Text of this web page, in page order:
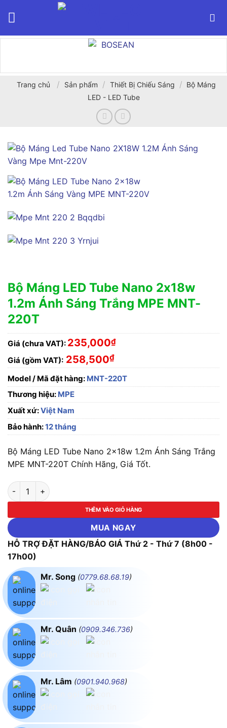
Trang chủ / Sản phẩm / Thiết Bị Chiếu Sáng / Bộ Máng
LED - LED Tube
Bộ Máng LED Tube Nano 2x18w
1.2m Ánh Sáng Trắng MPE MNT-
220T
Giá (chưa VAT): 235,000₫
Giá (gồm VAT): 258,500₫
Model / Mã đặt hàng: MNT-220T
Thương hiệu: MPE
Xuất xứ:Việt Nam
Bảo hành:12 tháng
Bộ Máng LED Tube Nano 2x18w 1.2m Ánh Sáng Trắng
MPE MNT-220T Chính Hãng, Giá Tốt.
Bộ Máng LED Tube Nano 2x18w 1.2m Ánh Sáng Trắng MPE
THÊM VÀO GIỎ HÀNG
MUA NGAY
HỖ TRỢ ĐẶT HÀNG/BÁO GIÁ Thứ 2 - Thứ 7 (8h00 -
17h00)
Mr. Song (0779.68.68.19)
Mr. Quân (0909.346.736)
Mr. Lâm (0901.940.968)